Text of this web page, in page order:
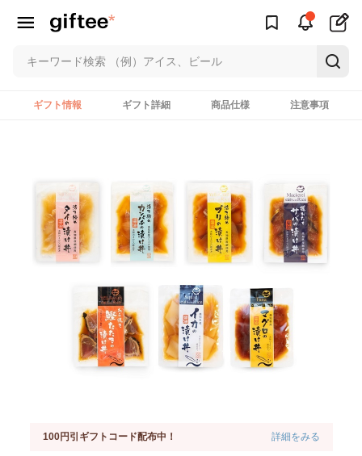
ギフト情報 ギフト詳細 商品仕様 注意事項
100円引ギフトコード配布中！ 詳細をみる